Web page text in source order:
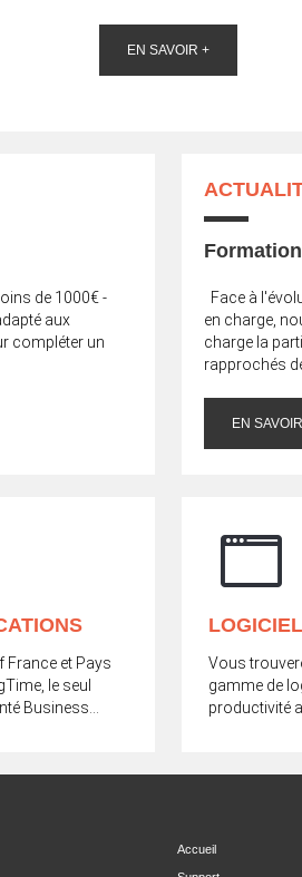
EN SAVOIR +
de 1000€ -
aux
compléter un
Face à
en charge,
charge la
rapprochés
EN
France et Pays
le seul
Business...
Vous
gamme de
productivité
Accueil